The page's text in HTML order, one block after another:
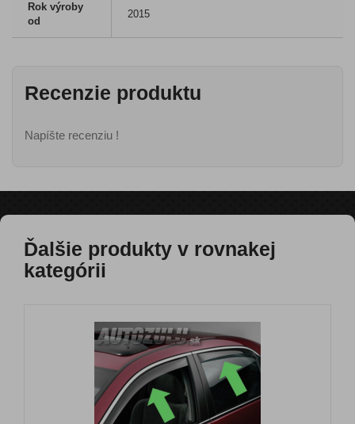
Rok výroby
od
2015
Recenzie produktu
Napíšte recenziu !
Ďalšie produkty v rovnakej
kategórii